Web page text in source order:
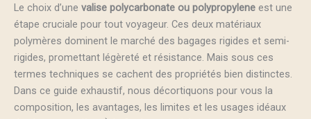
Le choix d’une valise polycarbonate ou polypropylene est une
étape cruciale pour tout voyageur. Ces deux matériaux
polymères dominent le marché des bagages rigides et semi-
rigides, promettant légèreté et résistance. Mais sous ces
termes techniques se cachent des propriétés bien distinctes.
Dans ce guide exhaustif, nous décortiquons pour vous la
composition, les avantages, les limites et les usages idéaux